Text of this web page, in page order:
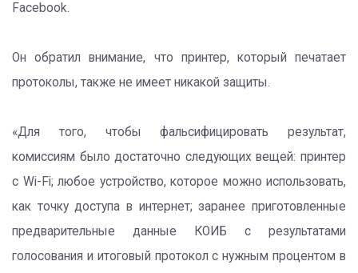
Facebook.
Он обратил внимание, что принтер, который печатает
протоколы, также не имеет никакой защиты.
«Для того, чтобы фальсифицировать результат,
комиссиям было достаточно следующих вещей: принтер
с Wi-Fi; любое устройство, которое можно использовать,
как точку доступа в интернет; заранее приготовленные
предварительные данные КОИБ с результатами
голосования и итоговый протокол с нужным процентом в